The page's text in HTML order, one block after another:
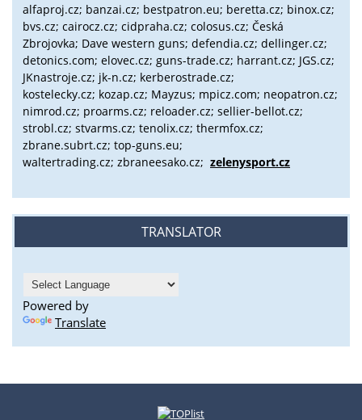
alfaproj.cz; banzai.cz; bestpatron.eu; beretta.cz; binox.cz;
bvs.cz; cairocz.cz; cidpraha.cz; colosus.cz; Česká
Zbrojovka; Dave western guns; defendia.cz; dellinger.cz;
detonics.com; elovec.cz; guns-trade.cz; harrant.cz; JGS.cz;
JKnastroje.cz; jk-n.cz; kerberostrade.cz;
kostelecky.cz; kozap.cz; Mayzus; mpicz.com; neopatron.cz;
nimrod.cz; proarms.cz; reloader.cz; sellier-bellot.cz;
strobl.cz; stvarms.cz; tenolix.cz; thermfox.cz;
zbrane.subrt.cz; top-guns.eu;
waltertrading.cz; zbraneesako.cz; zelenysport.cz
TRANSLATOR
Powered by
Translate